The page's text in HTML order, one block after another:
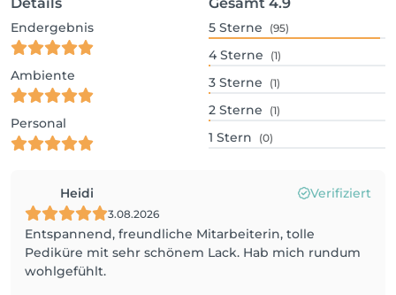
Endergebnis
Ambiente
Personal
5 Sterne (95)
4 Sterne (1)
3 Sterne (1)
2 Sterne (1)
1 Stern (0)
Heidi Verifiziert
3.08.2026
Entspannend, freundliche Mitarbeiterin, tolle
Pediküre mit sehr schönem Lack. Hab mich rundum
wohlgefühlt.